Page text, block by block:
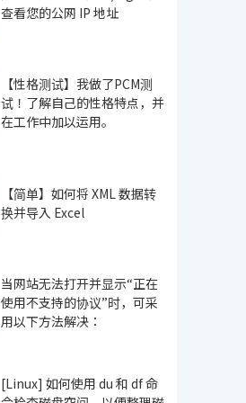
查看您的公网 IP 地址
【性格测试】我做了PCM测
试！了解自己的性格特点，并
在工作中加以运用。
【简单】如何将 XML 数据转
换并导入 Excel
当网站无法打开并显示“正在
使用不支持的协议”时，可采
用以下方法解决：
[Linux] 如何使用 du 和 df 命